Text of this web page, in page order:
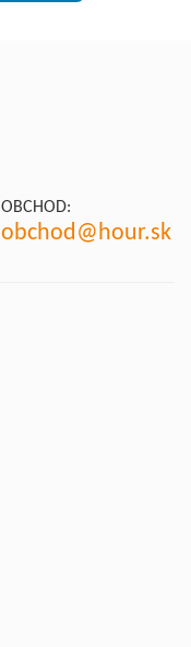
OBCHOD:
obchod@hour.sk